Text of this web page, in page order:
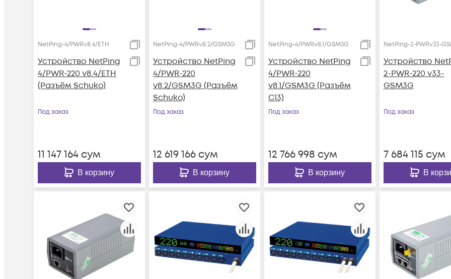
NetPing-4/PWRv8.4/ETH
Устройство NetPing
4/PWR-220 v8.4/ETH
(Разъём Schuko)
Под заказ
11 147 164 сум
В корзину
NetPing-4/PWRv8.2/GSM3G
Устройство NetPing
4/PWR-220
v8.2/GSM3G (Разъём
Schuko)
Под заказ
12 619 166сум
В корзину
NetPing-4/PWRv8.1/GSM3G
Устройство NetPing
4/PWR-220
v8.1/GSM3G (Разъём
C13)
Под заказ
12 766 998 сум
В корзину
NetPing-2-PWRv33-
Устройство
2-PWR-220 v33-
GSM3G
Под заказ
7 684 115 сум
В